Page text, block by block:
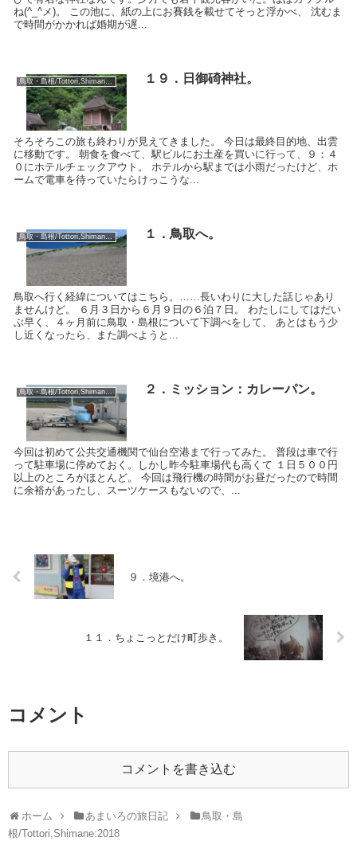
ね(^_^メ)。 この池に、紙の上にお賽銭を載せてそっと浮かべ、 沈むま
で時間がかかれば婚期が遅...
鳥取・島根/Tottori,Shimane:2018 １９．日御碕神社。
そろそろこの旅も終わりが見えてきました。 今日は最終目的地、出雲
に移動です。 朝食を食べて、駅ビルにお土産を買いに行って、９：４
０にホテルチェックアウト。 ホテルから駅までは小雨だったけど、ホ
ームで電車を待っていたらけっこうな...
鳥取・島根/Tottori,Shimane:2018 １．鳥取へ。
鳥取へ行く経緯についてはこちら。……長いわりに大した話じゃあり
ませんけど。 ６月３日から６月９日の６泊７日。 わたしにしてはだい
ぶ早く、４ヶ月前に鳥取・島根について下調べをして、 あとはもう少
し近くなったら、また調べようと...
鳥取・島根/Tottori,Shimane:2018 ２．ミッション：カレーパン。
今回は初めて公共交通機関で仙台空港まで行ってみた。 普段は車で行
って駐車場に停めておく。しかし昨今駐車場代も高くて １日５００円
以上のところがほとんど。 今回は飛行機の時間がお昼だったので時間
に余裕があったし、スーツケースもないので、...
９．境港へ。
１１．ちょこっとだけ町歩き。
コメント
コメントを書き込む
ホーム あまいろの旅日記
鳥取・島
根/Tottori,Shimane:2018